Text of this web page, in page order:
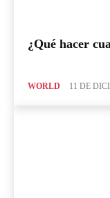
¿Qué hacer
WORLD 11 DE